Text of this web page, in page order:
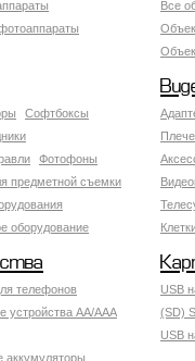
Все
Софтбоксы
Фотофоны
предметной съемки
оборудование
телефонов
устройства AA/AAA
аккумуляторы
USB
(SD)
USB